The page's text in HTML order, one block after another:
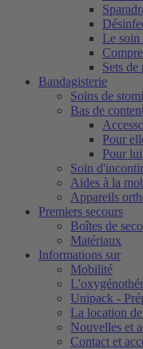
Le soin
Sets de
Bandagisterie
Soins de
Bas de
Pour
Pour lui
Soin
Aides à la
Appareils
Premiers secours
Boîtes de
Matériaux
Informations sur
Mobilité
Unipack -
La location
Nouvelles et
Contact et